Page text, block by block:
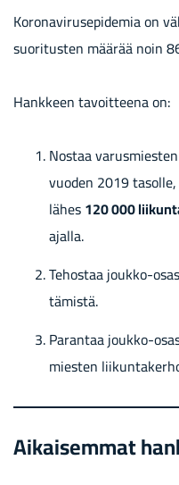
Ko­ro­na­vi­ruse­pi­de­mia on
suo­ri­tus­ten mää­rää noin
Hank­keen ta­voit­tee­na on:
Nos­taa
vuo­den 2019
lähes120 000
ajalla.
Te­hos­taa joukko-​
tä­mis­tä.
Pa­ran­taa joukko-​
mies­ten
Ai­kai­sem­mat